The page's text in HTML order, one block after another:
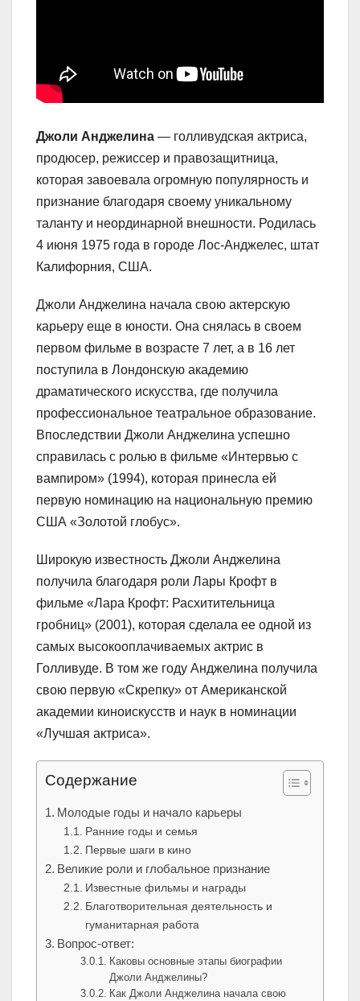
Джоли Анджелина — голливудская актриса,
продюсер, режиссер и правозащитница,
которая завоевала огромную популярность и
признание благодаря своему уникальному
таланту и неординарной внешности. Родилась
4 июня 1975 года в городе Лос-Анджелес, штат
Калифорния, США.
Джоли Анджелина начала свою актерскую
карьеру еще в юности. Она снялась в своем
первом фильме в возрасте 7 лет, а в 16 лет
поступила в Лондонскую академию
драматического искусства, где получила
профессиональное театральное образование.
Впоследствии Джоли Анджелина успешно
справилась с ролью в фильме «Интервью с
вампиром» (1994), которая принесла ей
первую номинацию на национальную премию
США «Золотой глобус».
Широкую известность Джоли Анджелина
получила благодаря роли Лары Крофт в
фильме «Лара Крофт: Расхитительница
гробниц» (2001), которая сделала ее одной из
самых высокооплачиваемых актрис в
Голливуде. В том же году Анджелина получила
свою первую «Скрепку» от Американской
академии киноискусств и наук в номинации
«Лучшая актриса».
Содержание
Молодые годы и начало карьеры
Ранние годы и семья
Первые шаги в кино
Великие роли и глобальное признание
Известные фильмы и награды
Благотворительная деятельность и
гуманитарная работа
Вопрос-ответ:
Каковы основные этапы биографии
Джоли Анджелины?
Как Джоли Анджелина начала свою